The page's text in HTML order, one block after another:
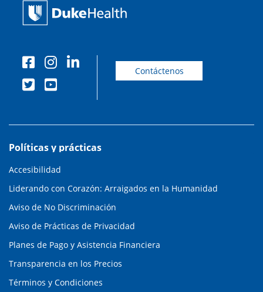
Contáctenos
Políticas y prácticas
Accesibilidad
Liderando con Corazón: Arraigados en la Humanidad
Aviso de No Discriminación
Aviso de Prácticas de Privacidad
Planes de Pago y Asistencia Financiera
Transparencia en los Precios
Términos y Condiciones